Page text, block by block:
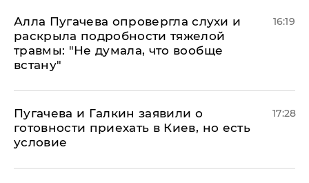
Алла Пугачева опровергла слухи и
раскрыла подробности тяжелой
травмы: "Не думала, что вообще
встану"
16:19
Пугачева и Галкин заявили о
готовности приехать в Киев, но есть
условие
17:28